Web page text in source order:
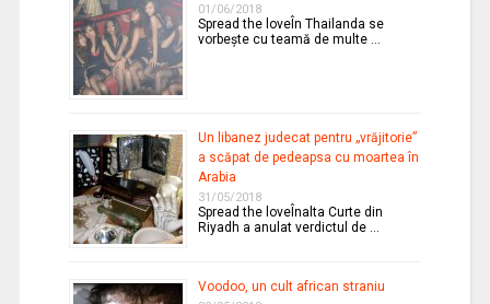
01/06/2018
Spread the loveÎn Thailanda se
vorbeşte cu teamă de multe …
Un libanez judecat pentru „vrăjitorie”
a scăpat de pedeapsa cu moartea în
Arabia
31/05/2018
Spread the loveÎnalta Curte din
Riyadh a anulat verdictul de …
Voodoo, un cult african straniu